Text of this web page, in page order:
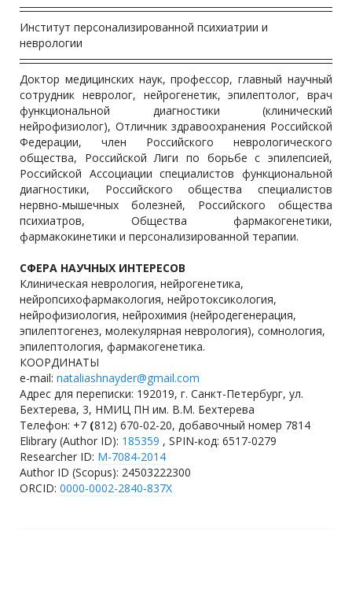
Институт персонализированной психиатрии и
неврологии
Доктор медицинских наук, профессор, главный научный
сотрудник невролог, нейрогенетик, эпилептолог, врач
функциональной диагностики (клинический
нейрофизиолог), Отличник здравоохранения Российской
Федерации, член Российского неврологического
общества, Российской Лиги по борьбе с эпилепсией,
Российской Ассоциации специалистов функциональной
диагностики, Российского общества специалистов
нервно-мышечных болезней, Российского общества
психиатров, Общества фармакогенетики,
фармакокинетики и персонализированной терапии.
СФЕРА НАУЧНЫХ ИНТЕРЕСОВ
Клиническая неврология, нейрогенетика,
нейропсихофармакология, нейротоксикология,
нейрофизиология, нейрохимия (нейродегенерация,
эпилептогенез, молекулярная неврология), сомнология,
эпилептология, фармакогенетика.
КООРДИНАТЫ
e-mail: nataliashnayder@gmail.com
Адрес для переписки: 192019, г. Санкт-Петербург, ул.
Бехтерева, 3, НМИЦ ПН им. В.М. Бехтерева
Телефон: +7 (812) 670-02-20, добавочный номер 7814
Elibrary (Author ID): 185359 , SPIN-код: 6517-0279
Researcher ID: M-7084-2014
Author ID (Scopus): 24503222300
ORCID: 0000-0002-2840-837X